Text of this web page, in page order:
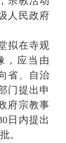
人民政府
拟在寺观
，应当由
省、自治
门提出申
府宗教事
日内提出
。